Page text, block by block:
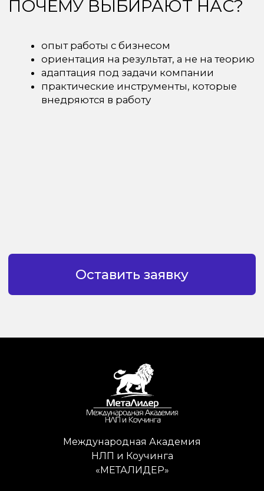
Международная Академия
НЛП и Коучинга
«МЕТАЛИДЕР»